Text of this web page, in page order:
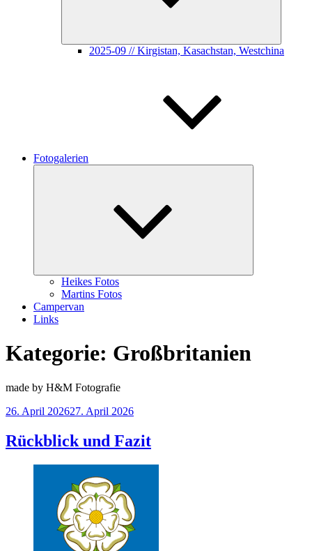
2025-09 // Kirgistan, Kasachstan, Westchina
Fotogalerien
Heikes Fotos
Martins Fotos
Campervan
Links
Kategorie: Großbritanien
made by H&M Fotografie
Veröffentlicht
26. April 202627. April 2026
Rückblick und Fazit